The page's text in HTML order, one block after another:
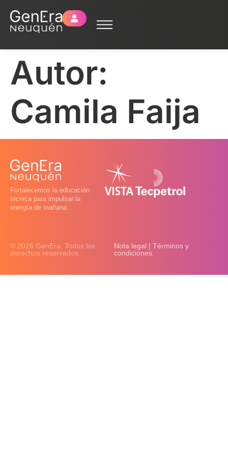
Autor:
Camila Faija
Fortalecemos la educación
técnica para impulsar la
energía de mañana.
© 2026 GenEra. Todos los
derechos reservados.
Nota legal | Términos y
condiciones.